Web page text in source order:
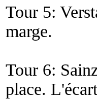
Tour 5:
marge.
Tour 6:
place.